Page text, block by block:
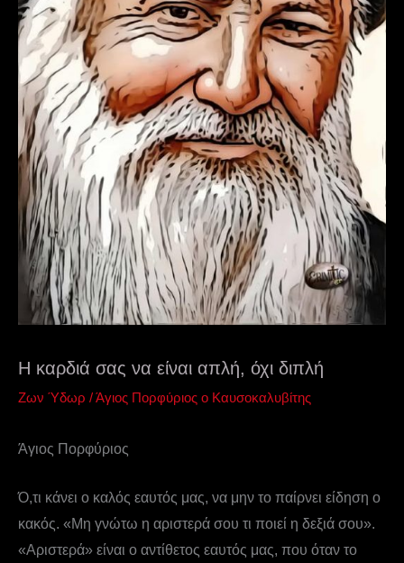
Η καρδιά σας να είναι απλή, όχι διπλή
Ζων Ύδωρ /Άγιος Πορφύριος ο Καυσοκαλυβίτης
Άγιος Πορφύριος
Ό,τι κάνει ο καλός εαυτός μας, να μην το παίρνει είδηση ο
κακός. «Μη γνώτω η αριστερά σου τι ποιεί η δεξιά σου».
«Αριστερά» είναι ο αντίθετος εαυτός μας, που όταν το